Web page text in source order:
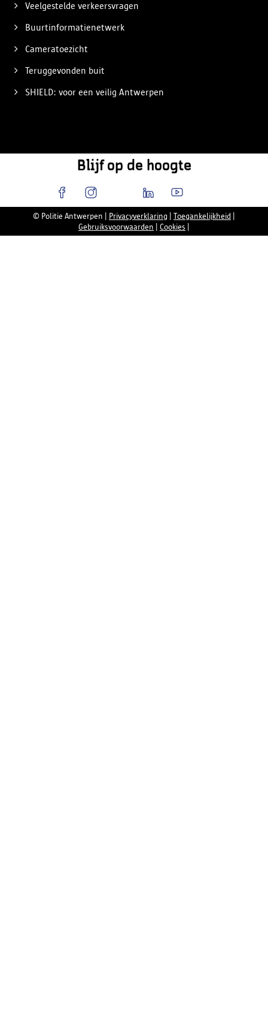
Veelgestelde verkeersvragen
Buurtinformatienetwerk
Cameratoezicht
Teruggevonden buit
SHIELD: voor een veilig Antwerpen
Blijf op de hoogte
© Politie Antwerpen Privacyverklaring Toegankelijkheid
Gebruiksvoorwaarden
Cookies